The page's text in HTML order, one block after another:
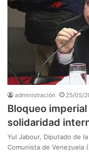
administración 25/05/
Bloqueo
solidaridad
Yul Jabour, Diputado de
Comunista de Venezuela